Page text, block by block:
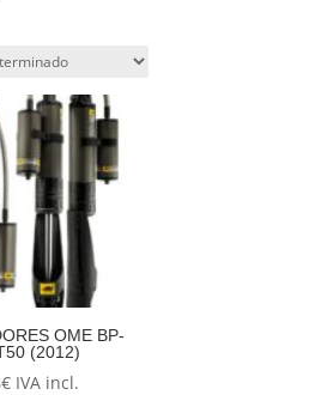
OME BP-
(2012)
€Rango
IVA incl.